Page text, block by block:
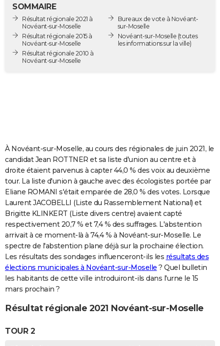
Destinations
City break
Voyage nature
Voyage de noces
Forum
Climat
GUIDES D'ACHAT
BONS PLANS
S'inscrire
Se connecter
Lycées
Collèges
Primaires
Universités
Entreprises
Service militaire
Avis de recherche
AVIS DE DÉCÈS
FORUM
Bricolage
Lifestyle
Culture
Sport
Auto
Television
Voyage
Cinema
SOMMAIRE
Résultat régionale 2021 à
Novéant-sur-Moselle
Résultat régionale 2015 à
Novéant-sur-Moselle
Résultat régionale 2010 à
Novéant-sur-Moselle
Bureaux de vote à Novéant-
sur-Moselle
Novéant-sur-Moselle (toutes
les informations sur la ville)
À Novéant-sur-Moselle, au cours des régionales de juin 2021, le
candidat Jean ROTTNER et sa liste d'union au centre et à
droite étaient parvenus à capter 44,0 % des voix au deuxième
tour. La liste d'union à gauche avec des écologistes portée par
Eliane ROMANI s'était emparée de 28,0 % des votes. Lorsque
Laurent JACOBELLI (Liste du Rassemblement National) et
Brigitte KLINKERT (Liste divers centre) avaient capté
respectivement 20,7 % et 7,4 % des suffrages. L'abstention
arrivait à ce moment-là à 74,4 % à Novéant-sur-Moselle. Le
spectre de l'abstention plane déjà sur la prochaine élection.
Les résultats des sondages influenceront-ils les résultats des
élections municipales à Novéant-sur-Moselle ? Quel bulletin
les habitants de cette ville introduiront-ils dans l'urne le 15
mars prochain ?
Résultat régionale 2021 Novéant-sur-Moselle
TOUR 2